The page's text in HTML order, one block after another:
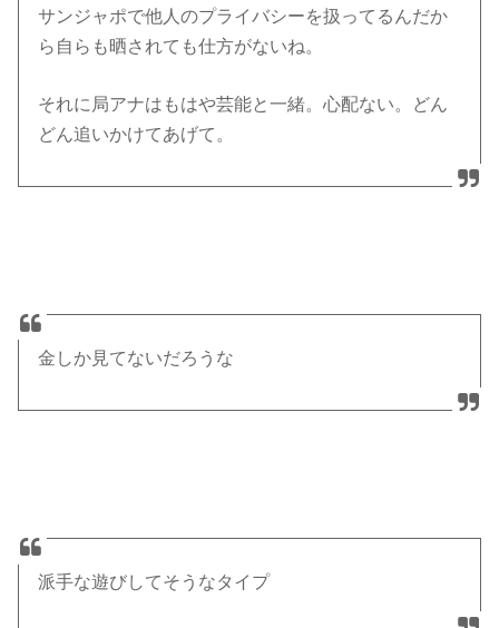
サンジャポで他人のプライバシーを扱ってるんだか
ら自らも晒されても仕方がないね。
それに局アナはもはや芸能と一緒。心配ない。どん
どん追いかけてあげて。
金しか見てないだろうな
派手な遊びしてそうなタイプ